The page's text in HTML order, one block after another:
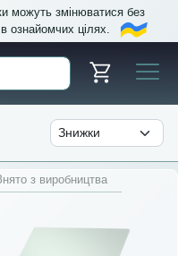
можуть змінюватися без
ознайомчих цілях.
з виробництва